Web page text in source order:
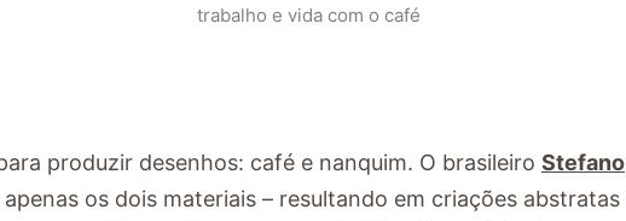
trabalho e vida com o café
produzir desenhos: café e nanquim. O brasileiro Stefano
os dois materiais – resultando em criações abstratas